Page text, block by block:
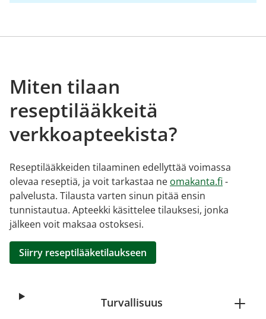
Miten tilaan
reseptilääkkeitä
verkkoapteekista?
Reseptilääkkeiden tilaaminen edellyttää voimassa
olevaa reseptiä, ja voit tarkastaa ne omakanta.fi -
palvelusta. Tilausta varten sinun pitää ensin
tunnistautua. Apteekki käsittelee tilauksesi, jonka
jälkeen voit maksaa ostoksesi.
Siirry reseptilääketilaukseen
Turvallisuus